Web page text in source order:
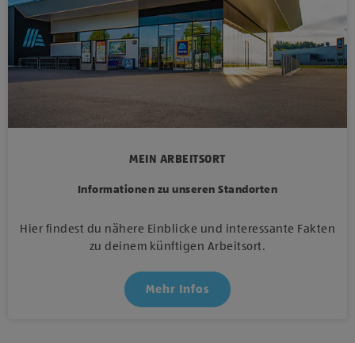
MEIN ARBEITSORT
Informationen zu unseren Standorten
Hier findest du nähere Einblicke und interessante Fakten
zu deinem künftigen Arbeitsort.
Mehr Infos